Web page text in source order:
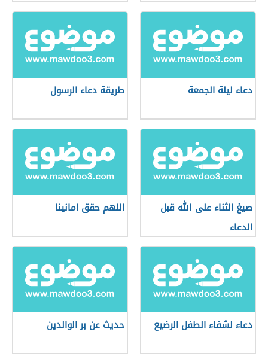
دعاء ليلة الجمعة طريقة دعاء الرسول
صيغ الثناء على الله قبل
الدعاء
اللهم حقق امانينا
دعاء لشفاء الطفل الرضيع حديث عن بر الوالدين